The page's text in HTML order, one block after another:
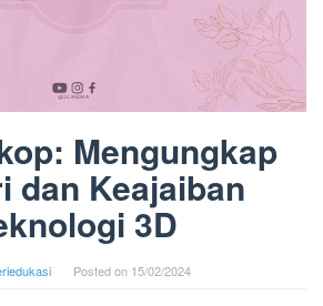
Mengungkap
dan Keajaiban
3D
Posted on 15/02/2024